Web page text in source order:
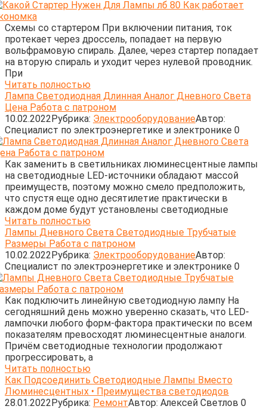
Схемы со стартером При включении питания, ток
протекает через дроссель, попадает на первую
вольфрамовую спираль. Далее, через стартер попадает
на вторую спираль и уходит через нулевой проводник.
При
Читать полностью
Лампа Светодиодная Длинная Аналог Дневного Света
Цена Работа с патроном
10.02.2022Рубрика: ЭлектрооборудованиеАвтор:
Cпециалист по электроэнергетике и электронике 0
Как заменить в светильниках люминесцентные лампы
на светодиодные LED-источники обладают массой
преимуществ, поэтому можно смело предположить,
что спустя еще одно десятилетие практически в
каждом доме будут установлены светодиодные
Читать полностью
Лампы Дневного Света Светодиодные Трубчатые
Размеры Работа с патроном
10.02.2022Рубрика: ЭлектрооборудованиеАвтор:
Cпециалист по электроэнергетике и электронике 0
Как подключить линейную светодиодную лампу На
сегодняшний день можно уверенно сказать, что LED-
лампочки любого форм-фактора практически по всем
показателям превосходят люминесцентные аналоги.
Причём светодиодные технологии продолжают
прогрессировать, а
Читать полностью
Как Подсоединить Светодиодные Лампы Вместо
Люминесцентных • Преимущества светодиодов
28.01.2022Рубрика: РемонтАвтор: Алексей Светлов 0